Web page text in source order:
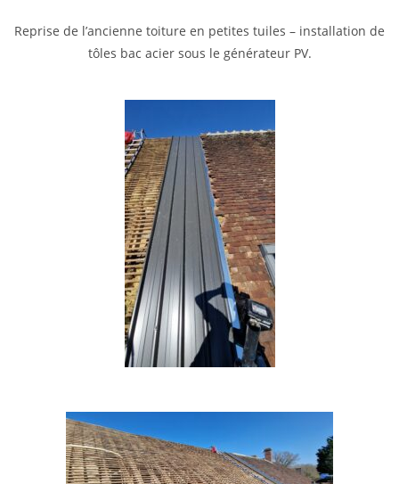
Reprise de l’ancienne toiture en petites tuiles – installation de
tôles bac acier sous le générateur PV.